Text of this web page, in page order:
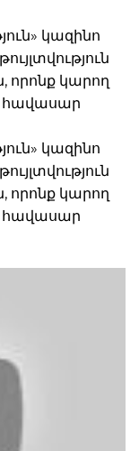
կազինո
որոնք կարող
հավասար
կազինո
որոնք կարող
հավասար